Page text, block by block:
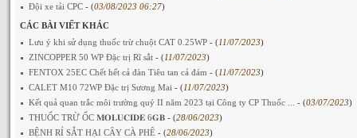
Đội xe tải CPC - (03/08/2023 06:27)
CÁC BÀI VIẾT KHÁC
Lưu ý khi sử dụng thuốc trừ chuột CAT 0.25WP - (11/07/2023)
ZINCOPPER 50 WP Đặc trị Rĩ sắt - (11/07/2023)
FENTOX 25EC Chết hết cả đàn Tiêu tan cả đám - (11/07/2023)
CALET M10 72WP Đặc trị Sương Mai - (11/07/2023)
Kết quả quan trắc môi trường quý II năm 2023 tại Công ty CP Thuốc ... - (03/07/2023)
THUỐC TRỪ ỐC 𝐌𝐎𝐋𝐔𝐂𝐈𝐃𝐄 6𝐆𝐁 - (28/06/2023)
BỆNH RỈ SẮT HẠI CÂY CÀ PHÊ - (28/06/2023)